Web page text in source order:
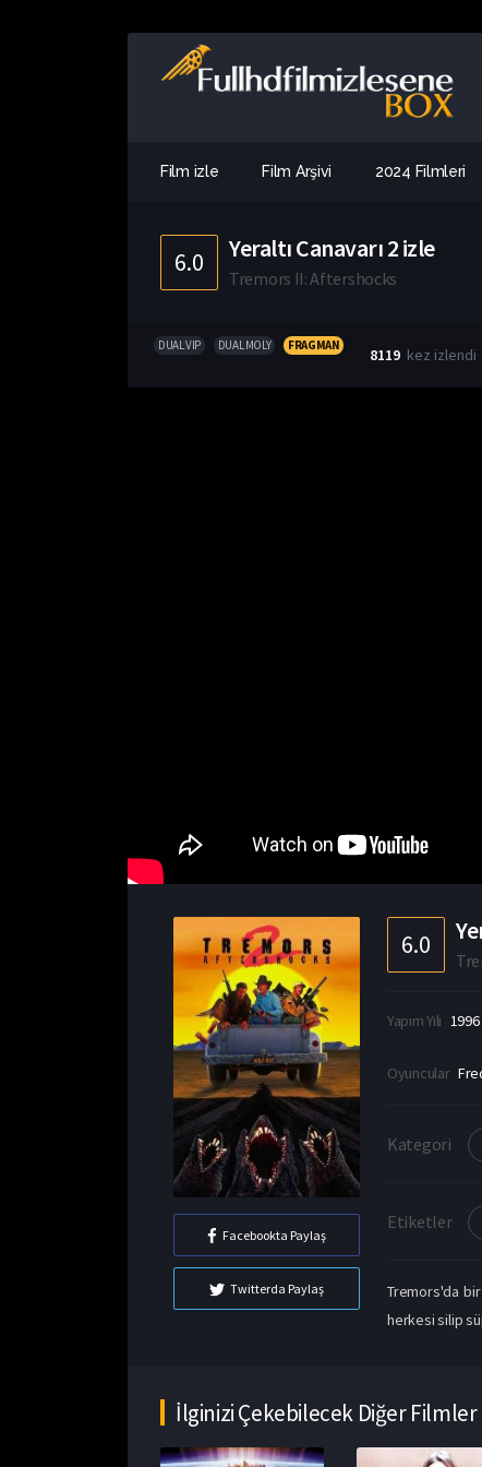
Film izle Film Arşivi 2024 Filmleri
6.0 Yeraltı Canavarı 2 izle
Tremors II: Aftershocks
DUAL VIP DUAL MOLY FRAGMAN 8119 kez izlendi
Facebookta Paylaş
Twitterda Paylaş
6.0
Yapım Yılı 1996
Oyuncular
Kategori
Etiketler
Tremors'da
herkesi silip
İlginizi Çekebilecek Diğer Filmler